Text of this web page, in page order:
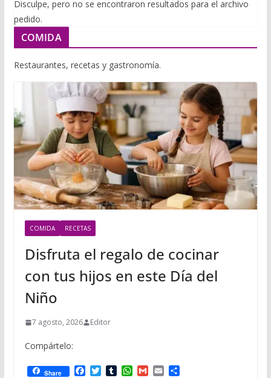
Disculpe, pero no se encontraron resultados para el archivo
pedido.
COMIDA
Restaurantes, recetas y gastronomía.
COMIDA RECETAS
Disfruta el regalo de cocinar
con tus hijos en este Día del
Niño
7 agosto, 2026 Editor
Compártelo:
Share
F
T
T
W G
E
C
m
a
t
i